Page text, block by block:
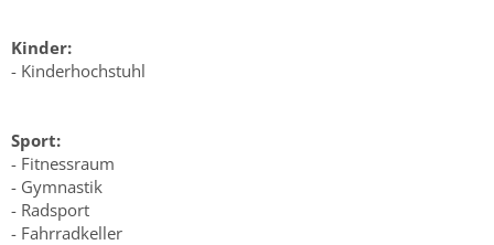
Kinder:
- Kinderhochstuhl
Sport:
- Fitnessraum
- Gymnastik
- Radsport
- Fahrradkeller